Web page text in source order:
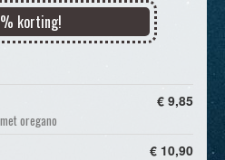
% korting!
oregano
€ 9,85
€ 10,90